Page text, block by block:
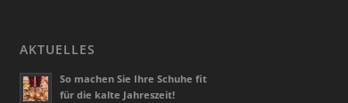
AKTUELLES
So machen Sie Ihre Schuhe fit
für die kalte Jahreszeit!